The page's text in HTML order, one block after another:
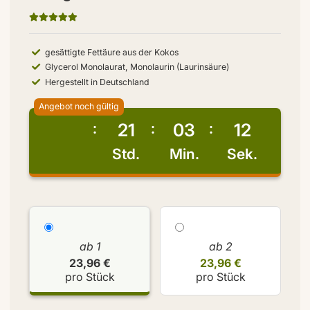
gesättigte Fettäure aus der Kokos
Glycerol Monolaurat, Monolaurin (Laurinsäure)
Hergestellt in Deutschland
Angebot noch gültig
21
Std.
03
Min.
11
Sek.
ab 1
23,96 €
pro Stück
ab 2
23,96 €
pro Stück